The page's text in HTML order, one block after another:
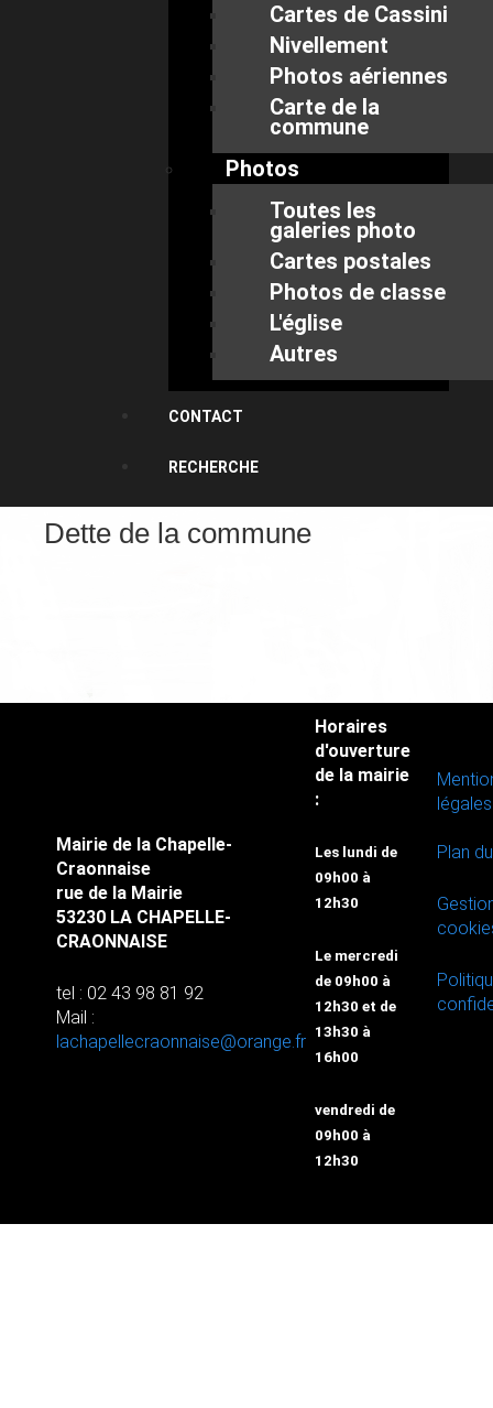
Cartes de Cassini
Nivellement
Photos aériennes
Carte de la
commune
Photos
Toutes les
galeries photo
Cartes postales
Photos de classe
L'église
Autres
CONTACT
RECHERCHE
Dette de la commune
Mairie de la Chapelle-
Craonnaise
rue de la Mairie
53230 LA CHAPELLE-
CRAONNAISE
tel : 02 43 98 81 92
Mail :
lachapellecraonnaise@orange.fr
Horaires
d'ouverture
de la mairie
:
Les lundi de
09h00 à
12h30
Le mercredi
de 09h00 à
12h30 et de
13h30 à
16h00
vendredi de
09h00 à
12h30
légales
Plan